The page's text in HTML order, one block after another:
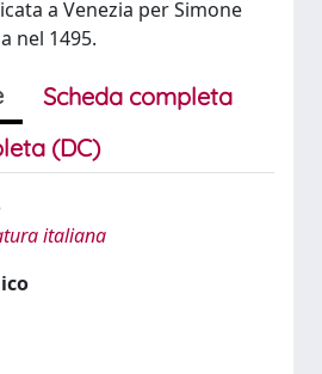
a Venezia per Simone
nel 1495.
Scheda completa
(DC)
italiana